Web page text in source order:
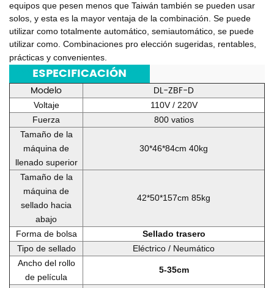
equipos que pesen menos que Taiwán también se pueden usar
solos, y esta es la mayor ventaja de la combinación. Se puede
utilizar como totalmente automático, semiautomático, se puede
utilizar como. Combinaciones pro elección sugeridas, rentables,
prácticas y convenientes.
ESPECIFICACIÓN
Modelo DL-ZBF-D
Voltaje
110V / 220V
Fuerza
800 vatios
Tamaño de la
máquina de
llenado superior
30*46*84cm 40kg
Tamaño de la
máquina de
sellado hacia
abajo
42*50*157cm 85kg
Forma de bolsa
Sellado trasero
Tipo de sellado
Eléctrico / Neumático
Ancho del rollo
de película
5-35cm